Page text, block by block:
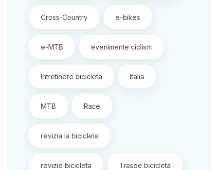
Cross-Country e-bikes
e-MTB evenimente ciclism
Intretinere bicicleta Italia
MTB Race
revizia la biciclete
revizie bicicleta Trasee bicicleta